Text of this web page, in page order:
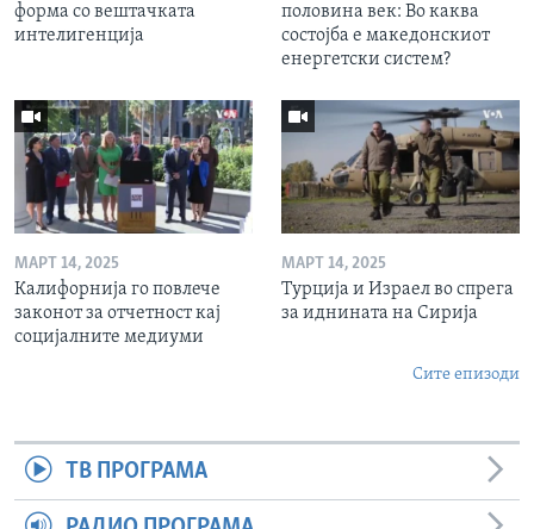
форма со вештачката
интелигенција
половина век: Во каква
состојба е македонскиот
енергетски систем?
МАРТ 14, 2025
Калифорнија го повлече
законот за отчетност кај
социјалните медиуми
МАРТ 14, 2025
Турција и Израел во спрега
за иднината на Сирија
Сите епизоди
ТВ ПРОГРАМА